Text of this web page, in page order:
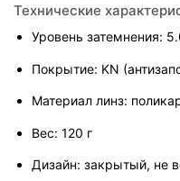
Технические
Уровень затемнения:
Покрытие: KN
Материал линз:
Вес: 120 г
Дизайн: закрытый, не